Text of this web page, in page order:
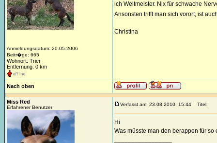
Anmeldungsdatum: 20.05.2006
Beitr�ge: 665
Wohnort: Trier
Entfernung: 0 km
ich Weltmeister. Nix für schwache
Ansonsten trifft man sich vorort, ist
Christina
Nach oben
Miss Red
Erfahrener Benutzer
Verfasst am: 23.08.2010, 15:44 Titel:
Hi
Was müsste man den berappen für